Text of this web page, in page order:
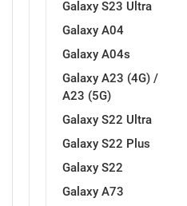
Galaxy S23 Ultra
Galaxy A04
Galaxy A04s
Galaxy A23 (4G) /
A23 (5G)
Galaxy S22 Ultra
Galaxy S22 Plus
Galaxy S22
Galaxy A73
Monogrami
Za njega